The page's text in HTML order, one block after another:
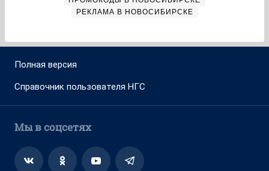
РЕКЛАМА В НОВОСИБИРСКЕ
Полная версия
Справочник пользователя НГС
Мы в соцсетях